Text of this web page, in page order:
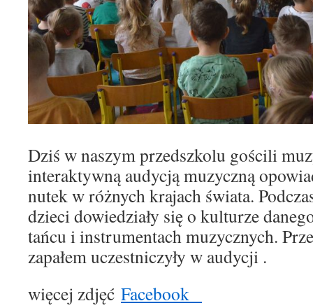
Dziś w naszym przedszkolu gościli
interaktywną audycją muzyczną
nutek w różnych krajach świata.
dzieci dowiedziały się o kulturze
tańcu i instrumentach muzycznych.
zapałem uczestniczyły w audycji .
więcej zdjęć Facebook